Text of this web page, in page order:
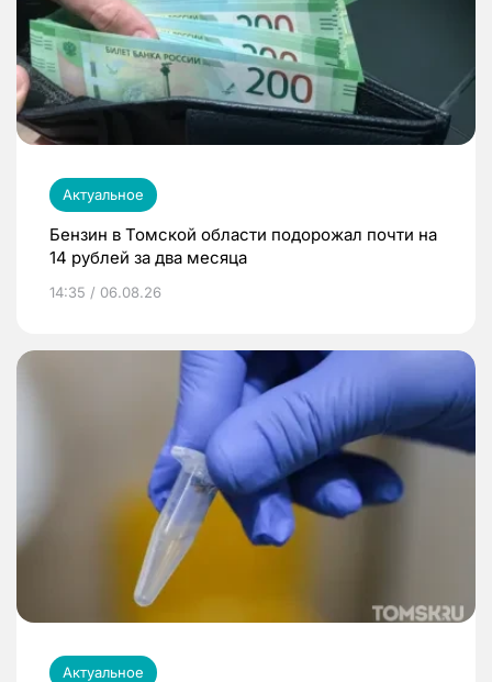
Актуальное
Бензин в Томской области подорожал почти на
14 рублей за два месяца
14:35 / 06.08.26
Актуальное